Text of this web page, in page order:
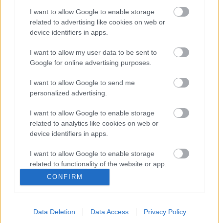
I want to allow Google to enable storage
related to advertising like cookies on web or
device identifiers in apps.
I want to allow my user data to be sent to
Google for online advertising purposes.
I want to allow Google to send me
personalized advertising.
I want to allow Google to enable storage
related to analytics like cookies on web or
device identifiers in apps.
I want to allow Google to enable storage
related to functionality of the website or app.
I want to allow Google to enable storage
related to personalization.
I want to allow Google to enable storage
CONFIRM
Data Deletion Data Access Privacy Policy
Fotó: RTL
További tartalmakFacebook
Címkék: Pokoli rokonok
Ajánlott bejegyzések:
Elindult a jelentkezés a The Floor új
évadába